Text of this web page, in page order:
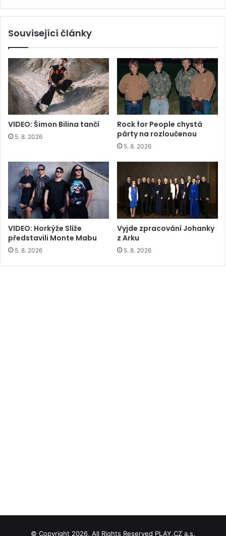
Související články
VIDEO: Šimon Bilina tančí
5. 8. 2026
Rock for People chystá
párty na rozloučenou
5. 8. 2026
VIDEO: Horkýže Slíže
představili Monte Mabu
5. 8. 2026
Vyjde zpracování Johanky
z Arku
5. 8. 2026
© Copyright 2026, All Rights Reserved PLAY.CZ a.s.